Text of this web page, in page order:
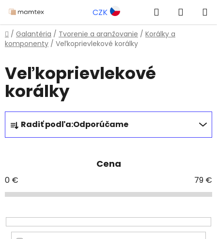
na
obsah
CZK Hľadať
KOŠÍK
Domov
/ Galantéria / Tvorenie a aranžovanie / Korálky a
komponenty / Veľkoprievlekové korálky
Veľkoprievlekové
korálky
R
a
d
i
e
r
o
Radiť podľa:Odporúčame
Cena
0 € 79 €